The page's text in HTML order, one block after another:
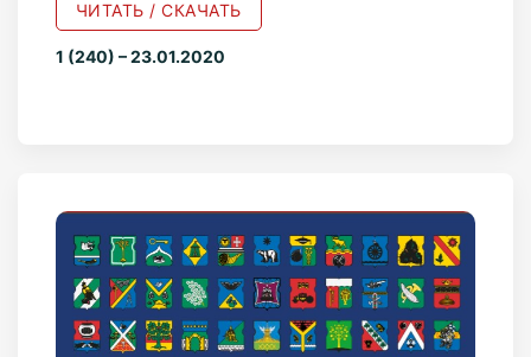
ЧИТАТЬ / СКАЧАТЬ
1 (240) – 23.01.2020